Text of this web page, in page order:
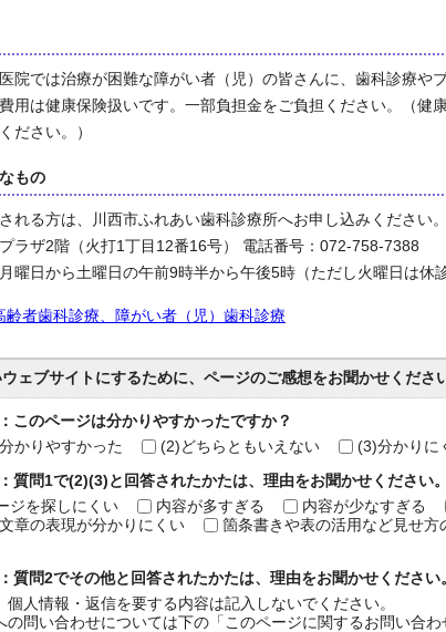
院では治療が困難な障がい者（児）の皆さんに、歯科診療や
用は健康保険扱いです。一部負担金をご負担ください。（健
ださい。）
もの
れる方は、川西市ふれあい歯科診療所へお申し込みください。
ラザ2階（火打1丁目12番16号） 電話番号：072-758-7388
曜日から土曜日の午前9時半から午後5時（ただし火曜日は休診
齢者歯科診療、障がい者（児）歯科診療
ェブサイトにするために、ページのご感想をお聞かせくださ
このページは分かりやすかったですか？
かりやすかった
(2)どちらともいえない (3)分かりに
質問1で(2)(3)と回答されたかたは、理由をお聞かせください
ジを探しにくい
内容が多すぎる 内容が少なすぎる
文章の表現が分かりにくい 箇条書きや表の活用など見せ方
質問2でその他と回答されたかたは、理由をお聞かせください
人情報・返信を要する内容は記入しないでください。
の問い合わせについては下の「このページに関するお問い合わ